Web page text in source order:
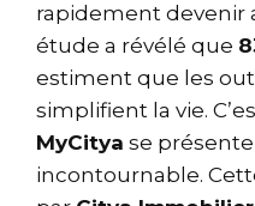
rapidement devenir
étude a révélé que
estiment que les
simplifient la vie.
MyCitya se
incontournable.